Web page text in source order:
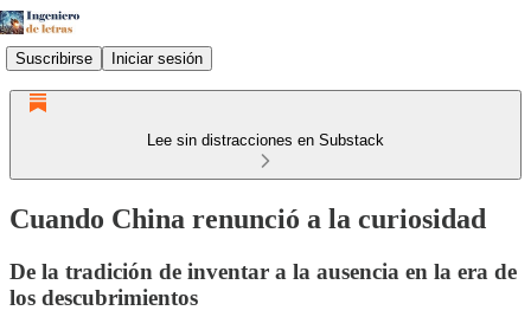
Suscribirse Iniciar sesión
Lee sin distracciones en Substack
Cuando China renunció a la curiosidad
De la tradición de inventar a la ausencia en la era de
los descubrimientos